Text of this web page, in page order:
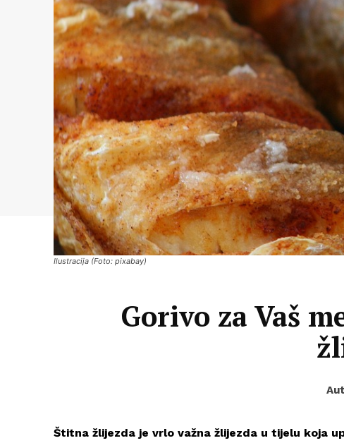
Ilustracija (Foto: pixabay)
Gorivo za Vaš
Štitna žlijezda je vrlo važna žlijezda u tijelu koja